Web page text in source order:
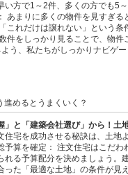
い方で1～2件、多くの方でも5
あまりに多くの物件を見すぎ
これだけは譲れない」という
件をしっかり見ることで、物
よう、私たちがしっかりナ
めるとうまくいく？
」と「建築会社選び」から！土
住宅を成功させる秘訣は、土地
予算を確定： 注文住宅はこだ
れる予算配分を決めましょう。
った「最適な土地」の条件が見